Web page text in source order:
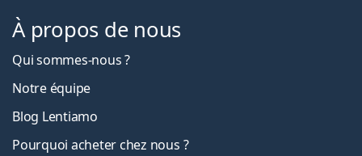
À propos de nous
Qui sommes-nous ?
Notre équipe
Blog Lentiamo
Pourquoi acheter chez nous ?